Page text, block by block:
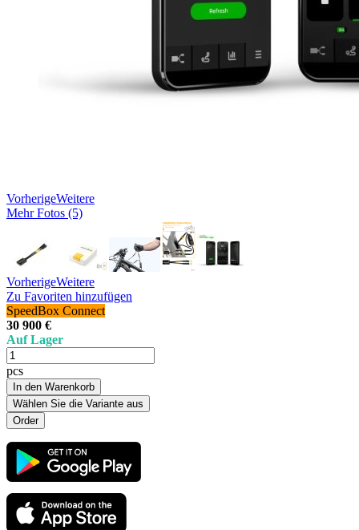
VorherigeWeitere
Mehr Fotos (5)
VorherigeWeitere
Zu Favoriten hinzufügen
SpeedBox Connect
30 900 €
Auf Lager
pcs
In den Warenkorb
Wählen Sie die Variante aus